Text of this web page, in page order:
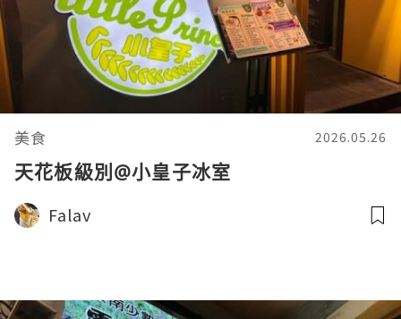
美食 2026.05.26
天花板級別@小皇子冰室
Falav